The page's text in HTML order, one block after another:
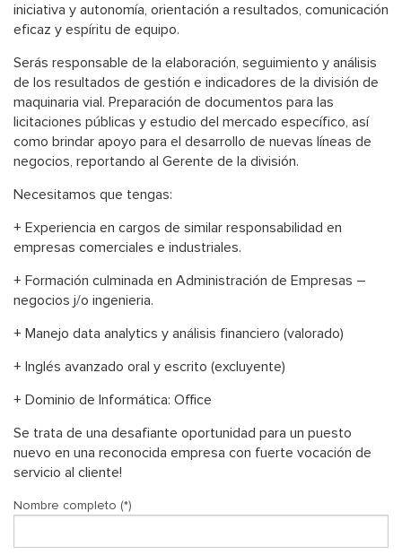
iniciativa y autonomía, orientación a resultados, comunicación
eficaz y espíritu de equipo.
Serás responsable de la elaboración, seguimiento y análisis
de los resultados de gestión e indicadores de la división de
maquinaria vial. Preparación de documentos para las
licitaciones públicas y estudio del mercado específico, así
como brindar apoyo para el desarrollo de nuevas líneas de
negocios, reportando al Gerente de la división.
Necesitamos que tengas:
+ Experiencia en cargos de similar responsabilidad en
empresas comerciales e industriales.
+ Formación culminada en Administración de Empresas –
negocios j/o ingenieria.
+ Manejo data analytics y análisis financiero (valorado)
+ Inglés avanzado oral y escrito (excluyente)
+ Dominio de Informática: Office
Se trata de una desafiante oportunidad para un puesto
nuevo en una reconocida empresa con fuerte vocación de
servicio al cliente!
Nombre completo (*)